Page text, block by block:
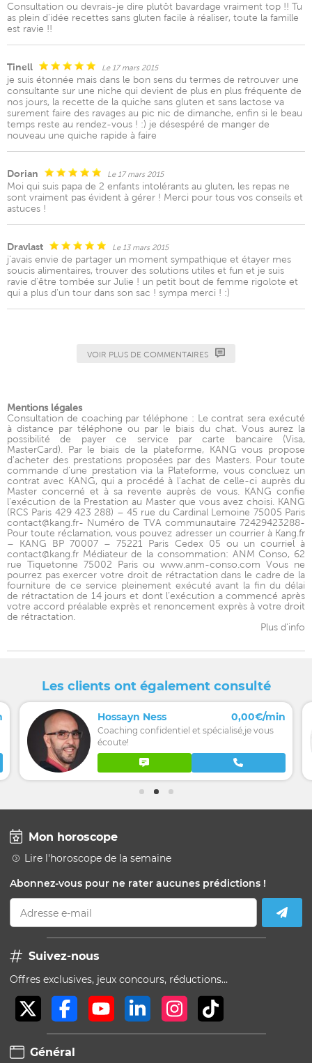
Consultation ou devrais-je dire plutôt bavardage vraiment top !! Tu
as plein d'idée recettes sans gluten facile à réaliser, toute la famille
est ravie !!
Tinell Le 17 mars 2015
je suis étonnée mais dans le bon sens du termes de retrouver une
consultante sur une niche qui devient de plus en plus fréquente de
nos jours, la recette de la quiche sans gluten et sans lactose va
surement faire des ravages au pic nic de dimanche, enfin si le beau
temps reste au rendez-vous ! :) je désespéré de manger de
nouveau une quiche rapide à faire
Dorian Le 17 mars 2015
Moi qui suis papa de 2 enfants intolérants au gluten, les repas ne
sont vraiment pas évident à gérer ! Merci pour tous vos conseils et
astuces !
Dravlast Le 13 mars 2015
j'avais envie de partager un moment sympathique et étayer mes
soucis alimentaires, trouver des solutions utiles et fun et je suis
ravie d'être tombée sur Julie ! un petit bout de femme rigolote et
qui a plus d'un tour dans son sac ! sympa merci ! :)
VOIR PLUS DE COMMENTAIRES
Mentions légales
Consultation de coaching par téléphone : Le contrat sera exécuté
à distance par téléphone ou par le biais du chat. Vous aurez la
possibilité de payer ce service par carte bancaire (Visa,
MasterCard). Par le biais de la plateforme, KANG vous propose
d'acheter des prestations proposées par des Masters. Pour toute
commande d'une prestation via la Plateforme, vous concluez un
contrat avec KANG, qui a procédé à l'achat de celle-ci auprès du
Master concerné et à sa revente auprès de vous. KANG confie
l'exécution de la Prestation au Master que vous avez choisi. KANG
(RCS Paris 429 423 288) – 45 rue du Cardinal Lemoine 75005 Paris
contact@kang.fr- Numéro de TVA communautaire 72429423288-
Pour toute réclamation, vous pouvez adresser un courrier à Kang.fr
– KANG BP 70007 – 75221 Paris Cedex 05 ou un courriel à
contact@kang.fr Médiateur de la consommation: ANM Conso, 62
rue Tiquetonne 75002 Paris ou www.anm-conso.com Vous ne
pourrez pas exercer votre droit de rétractation dans le cadre de la
fourniture de ce service pleinement exécuté avant la fin du délai
de rétractation de 14 jours et dont l’exécution a commencé après
votre accord préalable exprès et renoncement exprès à votre droit
de rétractation.
Plus d'info
Les clients ont également consulté
Hossayn Ness 0,00€/min
Coaching confidentiel et spécialisé,je vous
écoute!
Mon horoscope
Lire l'horoscope de la semaine
Abonnez-vous pour ne rater aucunes prédictions !
Adresse e-mail
Suivez-nous
Offres exclusives, jeux concours, réductions…
Général